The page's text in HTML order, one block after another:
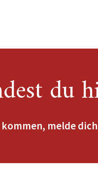
du
melde